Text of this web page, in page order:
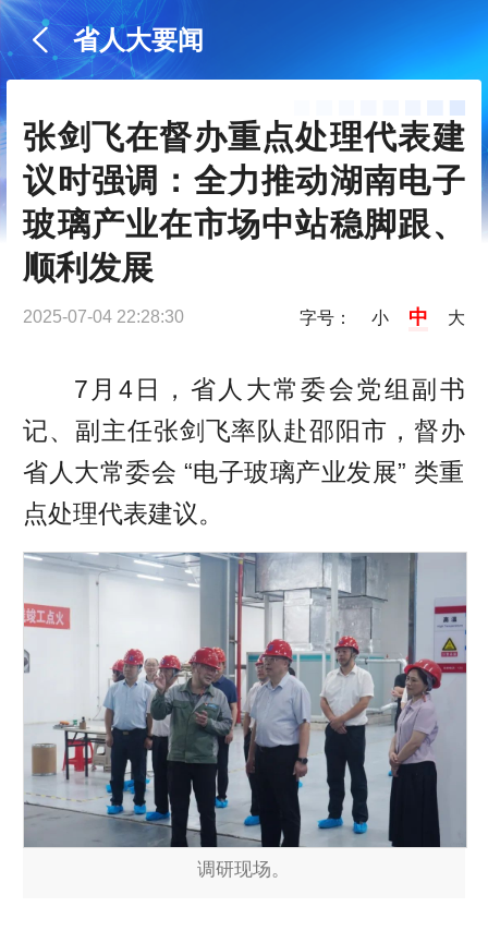
省人大要闻
张剑飞在督办重点处理代表建
议时强调：全力推动湖南电子
玻璃产业在市场中站稳脚跟、
顺利发展
2025-07-04 22:28:30 字号： 小 中 大
7月4日，省人大常委会党组副书
记、副主任张剑飞率队赴邵阳市，督办
省人大常委会 “电子玻璃产业发展” 类重
点处理代表建议。
调研现场。